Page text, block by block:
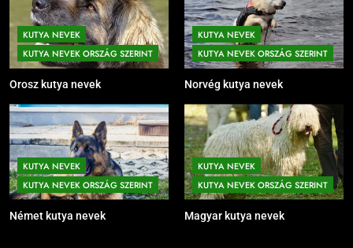
KUTYA NEVEK
KUTYA NEVEK ORSZÁG SZERINT
Orosz kutya nevek
KUTYA NEVEK
KUTYA NEVEK ORSZÁG SZERINT
Norvég kutya nevek
KUTYA NEVEK
KUTYA NEVEK ORSZÁG SZERINT
Német kutya nevek
KUTYA NEVEK
KUTYA NEVEK ORSZÁG SZERINT
Magyar kutya nevek